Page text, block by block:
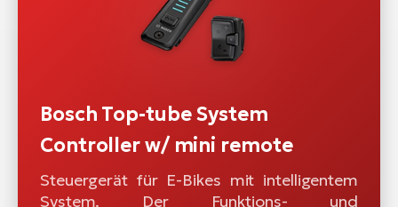
Bosch Top-tube System
Controller w/ mini remote
Steuergerät für E-Bikes mit intelligentem
System. Der Funktions- und